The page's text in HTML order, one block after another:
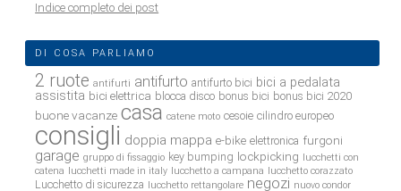
Indice completo dei post
DI COSA PARLIAMO
2 ruote antifurti antifurto antifurto bici bici a pedalata
assistita bici elettrica blocca disco bonus bici bonus bici 2020
buone vacanze casa catene moto cesoie cilindro europeo
consigli doppia mappa e-bike elettronica furgoni
garage gruppo di fissaggio key bumping lockpicking lucchetti con
catena lucchetti made in italy lucchetto a campana lucchetto corazzato
Lucchetto di sicurezza lucchetto rettangolare negozi nuovo condor